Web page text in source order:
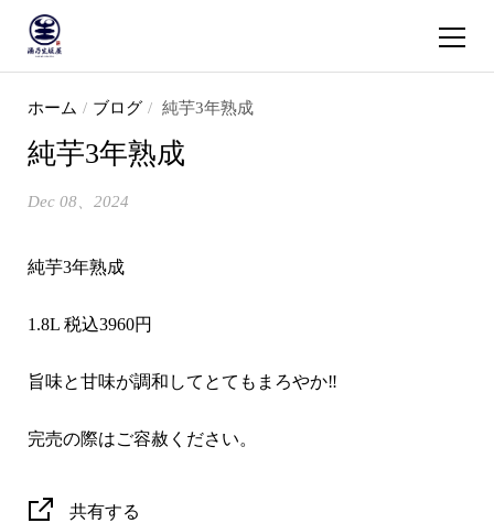
ショッピ
ホーム / ブログ / 純芋3年熟成
純芋3年熟成
Dec 08、2024
純芋3年熟成
1.8L 税込3960円
旨味と甘味が調和してとてもまろやか‼️
完売の際はご容赦ください。
共有する